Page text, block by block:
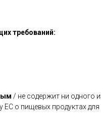
требований:
/ не содержит ни одного
о пищевых продуктах для